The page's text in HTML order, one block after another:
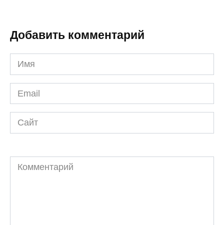
Добавить комментарий
Имя
*
Email
*
Сайт
Комментарий